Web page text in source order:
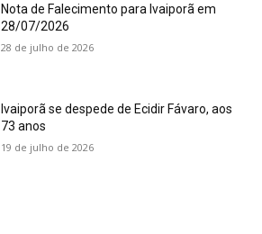
Nota de Falecimento para Ivaiporã em
28/07/2026
28 de julho de 2026
Ivaiporã se despede de Ecidir Fávaro, aos
73 anos
19 de julho de 2026